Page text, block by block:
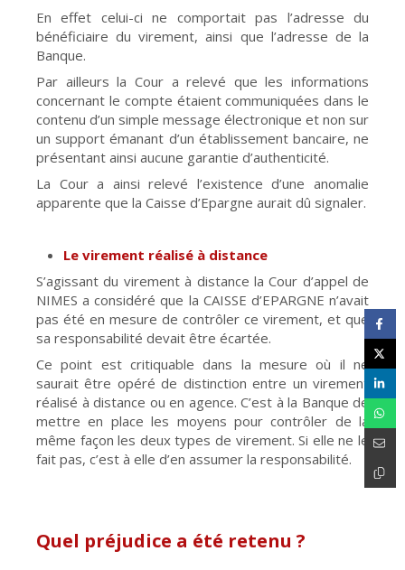
En effet celui-ci ne comportait pas l’adresse du
bénéficiaire du virement, ainsi que l’adresse de la
Banque.
Par ailleurs la Cour a relevé que les informations
concernant le compte étaient communiquées dans le
contenu d’un simple message électronique et non sur
un support émanant d’un établissement bancaire, ne
présentant ainsi aucune garantie d’authenticité.
La Cour a ainsi relevé l’existence d’une anomalie
apparente que la Caisse d’Epargne aurait dû signaler.
Le virement réalisé à distance
S’agissant du virement à distance la Cour d’appel de
NIMES a considéré que la CAISSE d’EPARGNE n’avait
pas été en mesure de contrôler ce virement, et que
sa responsabilité devait être écartée.
Ce point est critiquable dans la mesure où il ne
saurait être opéré de distinction entre un virement
réalisé à distance ou en agence. C’est à la Banque de
mettre en place les moyens pour contrôler de la
même façon les deux types de virement. Si elle ne le
fait pas, c’est à elle d’en assumer la responsabilité.
Quel préjudice a été retenu ?